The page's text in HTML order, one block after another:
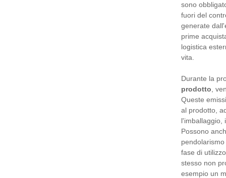
sono
fuori del
generate
prime
logistica
vita.
Durante la
prodotto ,
Queste
al prodotto,
l'imballaggio,
Possono
fase di
stesso non
esempio un